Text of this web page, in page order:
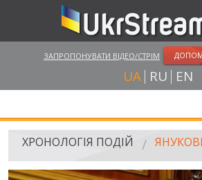
ЗАПРОПОНУВАТИ ВІДЕО/СТРІМ
UA RU EN
ГОЛОВНА
ХРОНОЛОГІЯ ПОДІЙ